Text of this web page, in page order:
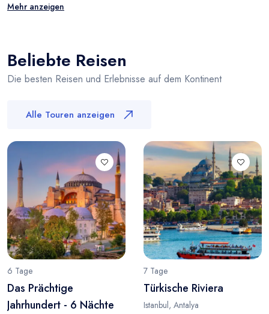
Mehr anzeigen
Beliebte Reisen
Die besten Reisen und Erlebnisse auf dem Kontinent
Alle Touren anzeigen
6 Tage
Das Prächtige
Jahrhundert - 6 Nächte
7 Tage
Türkische Riviera
Istanbul, Antalya